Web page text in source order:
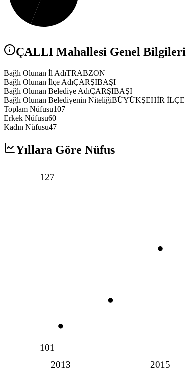
ÇALLI Mahallesi Genel Bilgileri
Bağlı Olunan İl AdıTRABZON
Bağlı Olunan İlçe AdıÇARŞIBAŞI
Bağlı Olunan Belediye AdıÇARŞIBAŞI
Bağlı Olunan Belediyenin NiteliğiBÜYÜKŞEHİR İLÇE
Toplam Nüfusu107
Erkek Nüfusu60
Kadın Nüfusu47
Yıllara Göre Nüfus
2013 2015
127
101